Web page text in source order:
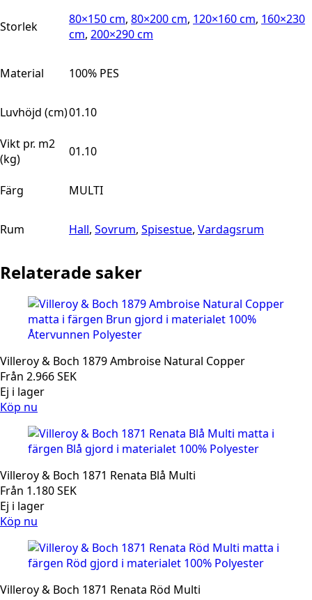
Storlek 80×150 cm, 80×200 cm, 120×160 cm, 160×230
cm, 200×290 cm
Material 100% PES
Luvhöjd (cm)01.10
Vikt pr. m2
(kg)
01.10
Färg MULTI
Rum Hall, Sovrum, Spisestue, Vardagsrum
Relaterade saker
Villeroy & Boch 1879 Ambroise Natural Copper
Från 2.966SEK
Ej i lager
Köp nu
Villeroy & Boch 1871 Renata Blå Multi
Från 1.180SEK
Ej i lager
Köp nu
Villeroy & Boch 1871 Renata Röd Multi